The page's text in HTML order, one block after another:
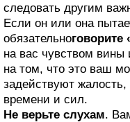
следовать другим
Если он или она
обязательноговорите
на вас чувством
на том, что это ваш
задействуют жалость,
времени и сил.
Не верьте слухам.